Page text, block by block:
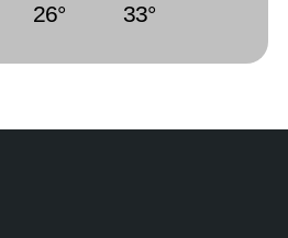
26° 33°